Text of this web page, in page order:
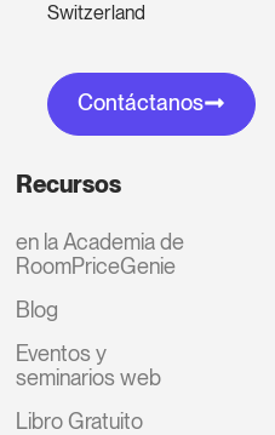
Switzerland
Contáctanos
Recursos
en la Academia de
RoomPriceGenie
Blog
Eventos y
seminarios web
Libro Gratuito